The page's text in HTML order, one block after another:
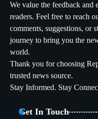
We value the feedback and
readers. Feel free to reach
comments, suggestions, or
journey to bring you the
world.
Thank you for choosing
trusted news source.
Stay Informed. Stay
Get In Touch